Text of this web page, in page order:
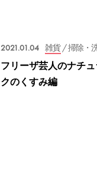
2021.01.04 雑貨/ 掃除・
フリーザ芸人のナチ
クのくすみ編